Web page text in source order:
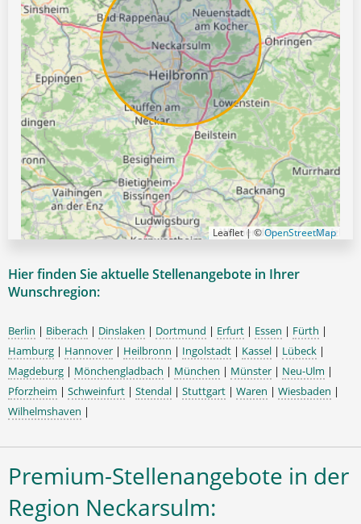
Leaflet | ©OpenStreetMap
Hier finden Sie aktuelle Stellenangebote in Ihrer
Wunschregion:
Berlin | Biberach | Dinslaken | Dortmund | Erfurt | Essen | Fürth |
Hamburg | Hannover | Heilbronn | Ingolstadt | Kassel | Lübeck |
Magdeburg | Mönchengladbach | München | Münster | Neu-Ulm |
Pforzheim | Schweinfurt | Stendal | Stuttgart | Waren | Wiesbaden |
Wilhelmshaven |
Premium-Stellenangebote in der
Region Neckarsulm: